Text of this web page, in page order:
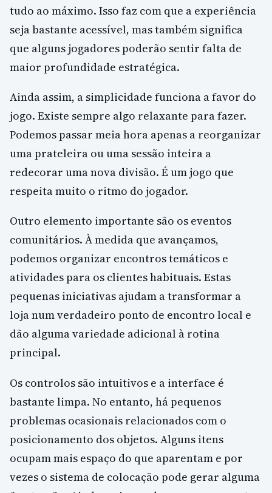
tudo ao máximo. Isso faz com que a experiência
seja bastante acessível, mas também significa
que alguns jogadores poderão sentir falta de
maior profundidade estratégica.
Ainda assim, a simplicidade funciona a favor do
jogo. Existe sempre algo relaxante para fazer.
Podemos passar meia hora apenas a reorganizar
uma prateleira ou uma sessão inteira a
redecorar uma nova divisão. É um jogo que
respeita muito o ritmo do jogador.
Outro elemento importante são os eventos
comunitários. À medida que avançamos,
podemos organizar encontros temáticos e
atividades para os clientes habituais. Estas
pequenas iniciativas ajudam a transformar a
loja num verdadeiro ponto de encontro local e
dão alguma variedade adicional à rotina
principal.
Os controlos são intuitivos e a interface é
bastante limpa. No entanto, há pequenos
problemas ocasionais relacionados com o
posicionamento dos objetos. Alguns itens
ocupam mais espaço do que aparentam e por
vezes o sistema de colocação pode gerar alguma